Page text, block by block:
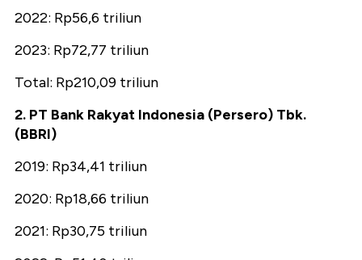
2022: Rp56,6 triliun
2023: Rp72,77 triliun
Total: Rp210,09 triliun
2. PT Bank Rakyat Indonesia (Persero) Tbk.
(BBRI)
2019: Rp34,41 triliun
2020: Rp18,66 triliun
2021: Rp30,75 triliun